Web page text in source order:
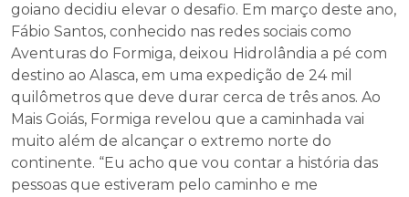
goiano decidiu elevar o desafio. Em março deste ano,
Fábio Santos, conhecido nas redes sociais como
Aventuras do Formiga, deixou Hidrolândia a pé com
destino ao Alasca, em uma expedição de 24 mil
quilômetros que deve durar cerca de três anos. Ao
Mais Goiás, Formiga revelou que a caminhada vai
muito além de alcançar o extremo norte do
continente. “Eu acho que vou contar a história das
pessoas que estiveram pelo caminho e me